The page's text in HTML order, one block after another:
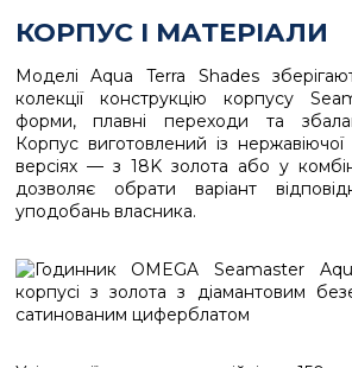
КОРПУС І МАТЕРІАЛИ
Моделі Aqua Terra Shades
колекції конструкцію корпусу
форми, плавні переходи та
Корпус виготовлений із
версіях — з 18K золота або у
дозволяє обрати варіант
уподобань власника.